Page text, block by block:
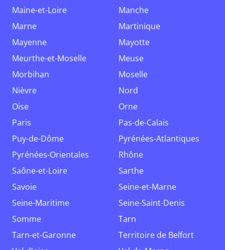
Maine-et-Loire
Manche
Marne
Martinique
Mayenne
Mayotte
Meurthe-et-Moselle
Meuse
Morbihan
Moselle
Nièvre
Nord
Oise
Orne
Paris
Pas-de-Calais
Puy-de-Dôme
Pyrénées-Atlantiques
Pyrénées-Orientales
Rhône
Saône-et-Loire
Sarthe
Savoie
Seine-et-Marne
Seine-Maritime
Seine-Saint-Denis
Somme
Tarn
Tarn-et-Garonne
Territoire de Belfort